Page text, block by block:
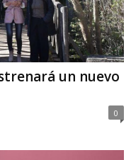
un nuevo
0